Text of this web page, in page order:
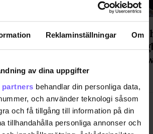
Reklaminställningar Om
av dina uppgifter
partners behandlar din personliga data,
och använder teknologi såsom
och få tillgång till information på din
tillhandahålla personliga annonser och
med parad,
för
"Möter
med